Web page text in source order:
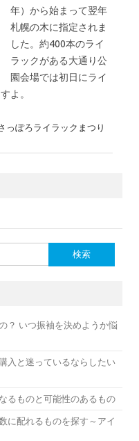
年）から始まって翌年
札幌の木に指定されま
した。約400本のライ
ラックがある大通り公
園会場では初日にライ
よ。
っぽろライラックまつり
？ いつ振袖を決めようか悩
入と迷っているならしたい
るものと可能性のあるもの
に配れるものを探す～アイ